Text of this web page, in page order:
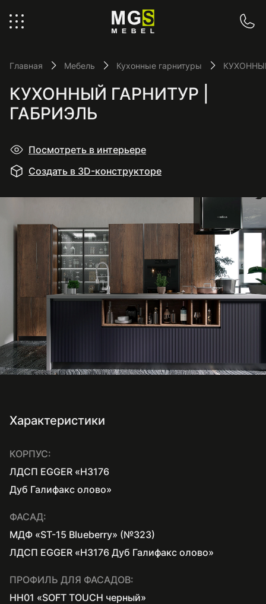
Главная Мебель Кухонные гарнитуры
КУХОННЫЙ ГАРНИТУР |
ГАБРИЭЛЬ
Посмотреть в интерьере
Создать в 3D-конструкторе
Характеристики
КОРПУС:
ЛДСП EGGER «H3176
Дуб Галифакс олово»
ФАСАД:
МДФ «ST-15 Blueberry» (№323)
ЛДСП EGGER «H3176 Дуб Галифакс олово»
ПРОФИЛЬ ДЛЯ ФАСАДОВ:
HH01 «SOFT TOUCH черный»